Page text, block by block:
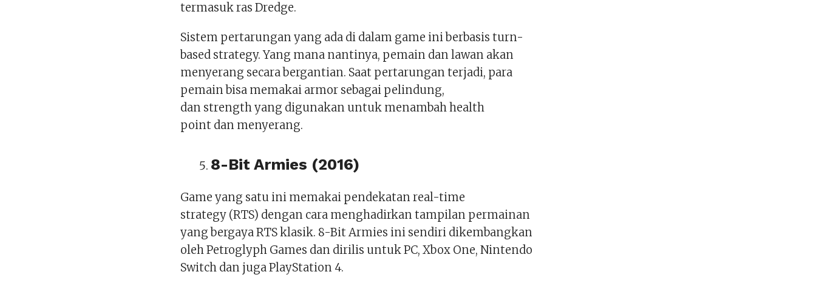
termasuk ras Dredge.
Sistem pertarungan yang ada di dalam game ini berbasis turn-
based strategy. Yang mana nantinya, pemain dan lawan akan
menyerang secara bergantian. Saat pertarungan terjadi, para
pemain bisa memakai armor sebagai pelindung,
dan strength yang digunakan untuk menambah health
point dan menyerang.
8-Bit Armies (2016)
Game yang satu ini memakai pendekatan real-time
strategy (RTS) dengan cara menghadirkan tampilan permainan
yang bergaya RTS klasik. 8-Bit Armies ini sendiri dikembangkan
oleh Petroglyph Games dan dirilis untuk PC, Xbox One, Nintendo
Switch dan juga PlayStation 4.